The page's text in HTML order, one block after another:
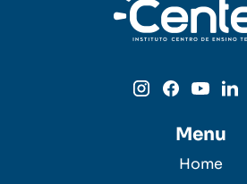
Menu
Home